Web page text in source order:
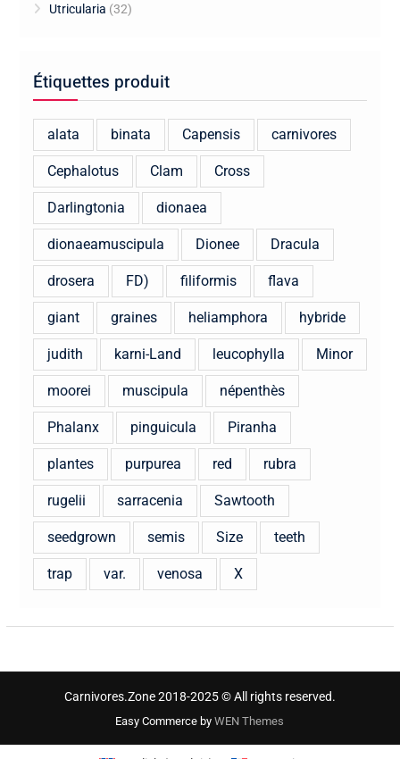
Utricularia (32)
Étiquettes produit
alata binata Capensis carnivores
Cephalotus Clam Cross
Darlingtonia dionaea
dionaeamuscipula Dionee Dracula
drosera FD) filiformis flava
giant graines heliamphora hybride
judith karni-Land leucophylla Minor
moorei muscipula népenthès
Phalanx pinguicula Piranha
plantes purpurea red rubra
rugelii sarracenia Sawtooth
seedgrown semis Size teeth
trap var. venosa X
Carnivores.Zone 2018-2025 © All rights reserved.
Easy Commerce byWEN Themes